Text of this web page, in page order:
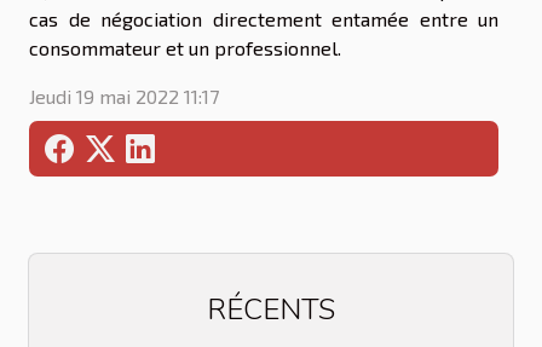
cas de négociation directement entamée entre un
consommateur et un professionnel.
Jeudi 19 mai 2022 11:17
RÉCENTS